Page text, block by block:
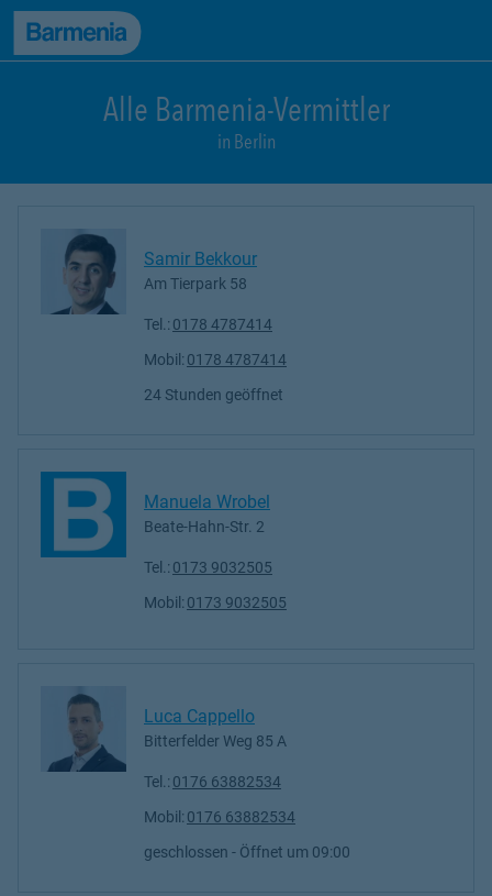
zum Seiteninhalt
Back to top
Alle Barmenia-Vermittler
in Berlin
Samir Bekkour
Am Tierpark 58
Tel.: 0178 4787414
Mobil: 0178 4787414
24 Stunden geöffnet
Manuela Wrobel
Beate-Hahn-Str. 2
Tel.: 0173 9032505
Mobil: 0173 9032505
Luca Cappello
Bitterfelder Weg 85 A
Tel.: 0176 63882534
Mobil: 0176 63882534
geschlossen - Öffnet um 09:00